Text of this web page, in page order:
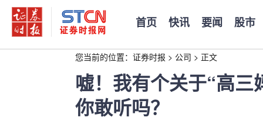
首页 快讯 要闻 股市
您当前的位置： 证券时报 > 公司 > 正文
嘘！我有个关于“高
你敢听吗？